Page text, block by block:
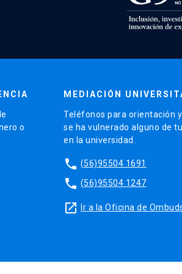
o
MEDIACIÓN
Teléfonos para orientación
se ha vulnerado alguno de
en la universidad.
phone (56)95504 1691
phone (56)95504 1247
launch Ir a la Oficina de